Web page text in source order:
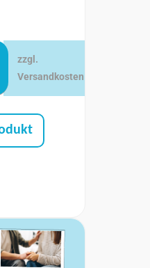
zzgl.
Versandkosten